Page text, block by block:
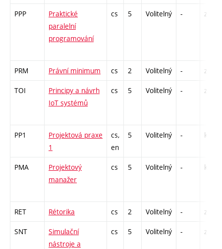
PPP
Praktické
paralelní
programování
cs 5 Volitelný - zá,zk
PRM Právní minimum cs 2 Volitelný - zá
TOI
Principy a návrh
IoT systémů
cs 5 Volitelný - zá,zk
PP1
Projektová praxe
1
cs,
en
5 Volitelný - kl
PMA
Projektový
manažer
cs 5 Volitelný - kl
RET Rétorika cs 2 Volitelný - zá
SNT
Simulační
nástroje a
cs 5 Volitelný - zá,zk